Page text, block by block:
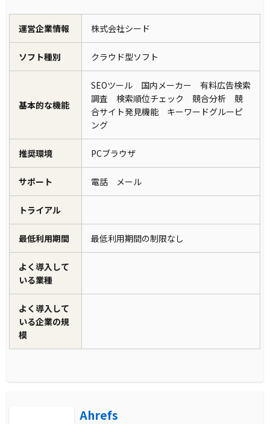
運営企業情報 株式会社シード
ソフト種別 クラウド型ソフト
基本的な機能
SEOツール 国内メーカー 有料広告検索
調査 検索順位チェック 競合分析 競
合サイト発見機能 キーワードグルーピ
ング
推奨環境 PCブラウザ
サポート 電話 メール
トライアル
最低利用期間 最低利用期間の制限なし
よく導入して
いる業種
よく導入して
いる企業の規
模
Ahrefs